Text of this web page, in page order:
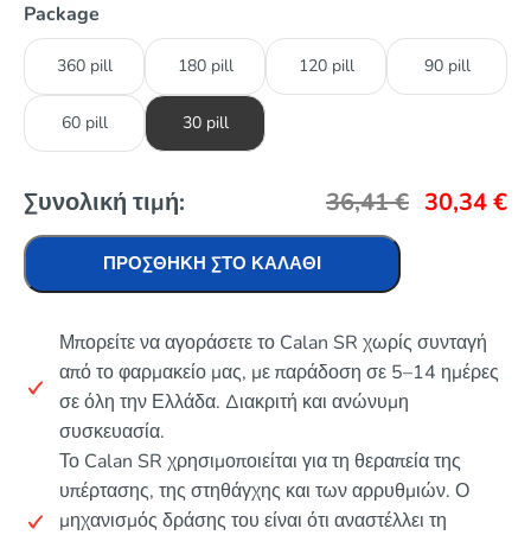
Package
360 pill 180 pill 120 pill 90 pill
60 pill 30 pill
Συνολική τιμή: 36,41€ 30,34€
ΠΡΟΣΘΉΚΗ ΣΤΟ ΚΑΛΆΘΙ
Μπορείτε να αγοράσετε το Calan SR χωρίς συνταγή
από το φαρμακείο μας, με παράδοση σε 5–14 ημέρες
σε όλη την Ελλάδα. Διακριτή και ανώνυμη
συσκευασία.
Το Calan SR χρησιμοποιείται για τη θεραπεία της
υπέρτασης, της στηθάγχης και των αρρυθμιών. Ο
μηχανισμός δράσης του είναι ότι αναστέλλει τη